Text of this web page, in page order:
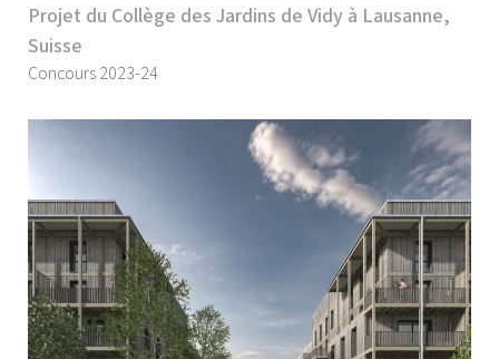
Projet du Collège des Jardins de Vidy à Lausanne,
Suisse
Concours 2023-24